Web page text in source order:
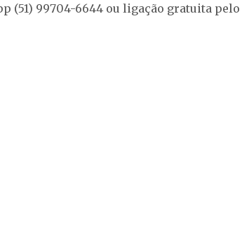
(51) 99704-6644 ou ligação gratuita pelo